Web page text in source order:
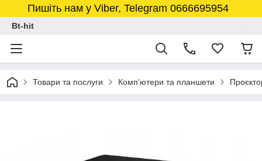
Пишіть нам у Viber, Telegram 0666695954
Bt-hit
Товари та послуги Комп'ютери та планшети